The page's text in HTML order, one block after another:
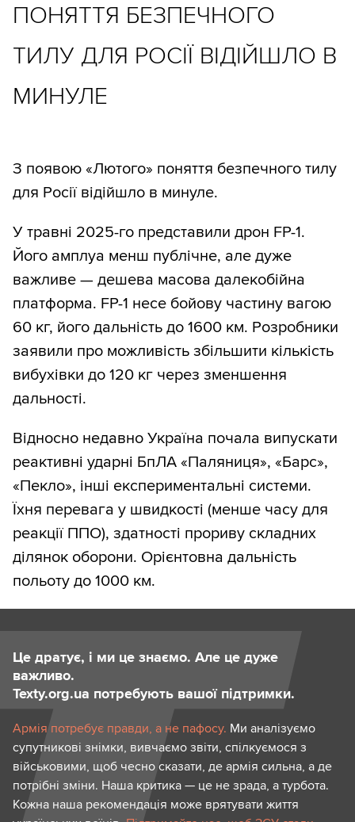
ПОНЯТТЯ БЕЗПЕЧНОГО
ТИЛУ ДЛЯ РОСІЇ ВІДІЙШЛО В
МИНУЛЕ
З появою «Лютого» поняття безпечного тилу
для Росії відійшло в минуле.
У травні 2025-го представили дрон FP-1.
Його амплуа менш публічне, але дуже
важливе — дешева масова далекобійна
платформа. FP-1 несе бойову частину вагою
60 кг, його дальність до 1600 км. Розробники
заявили про можливість збільшити кількість
вибухівки до 120 кг через зменшення
дальності.
Відносно недавно Україна почала випускати
реактивні ударні БпЛА «Паляниця», «Барс»,
«Пекло», інші експериментальні системи.
Їхня перевага у швидкості (менше часу для
реакції ППО), здатності прориву складних
ділянок оборони. Орієнтовна дальність
польоту до 1000 км.
Це дратує, і ми це знаємо. Але це дуже
важливо.
Texty.org.ua потребують вашої підтримки.
Армія потребує правди, а не пафосу. Ми аналізуємо
супутникові знімки, вивчаємо звіти, спілкуємося з
військовими, щоб чесно сказати, де армія сильна, а де
потрібні зміни. Наша критика — це не зрада, а турбота.
Кожна наша рекомендація може врятувати життя